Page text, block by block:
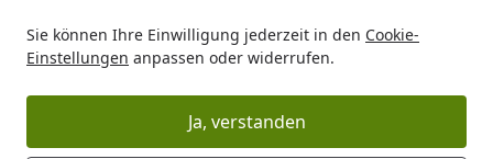
Sie können Ihre Einwilligung jederzeit in den Cookie-
Einstellungen anpassen oder widerrufen.
Ja, verstanden
'17 EU EAST (66325)